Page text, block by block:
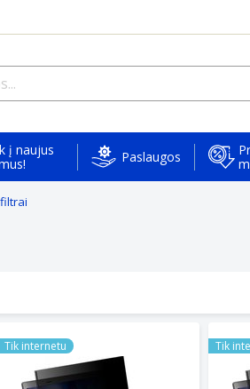
į naujus
Paslaugos
Tik internetu Tik